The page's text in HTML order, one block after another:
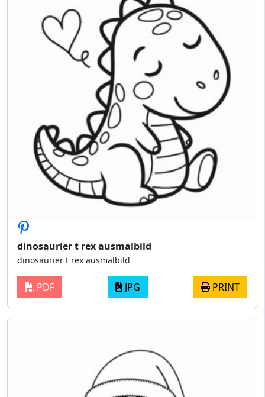
dinosaurier t rex ausmalbild
dinosaurier t rex ausmalbild
PDF JPG PRINT